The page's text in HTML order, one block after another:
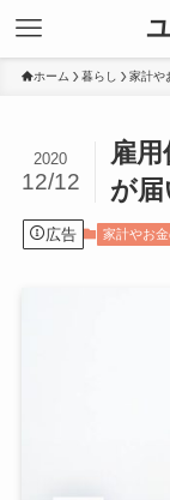
ホーム 暮らし 家計や
雇
が届
2020
12/12
広告 家計やお